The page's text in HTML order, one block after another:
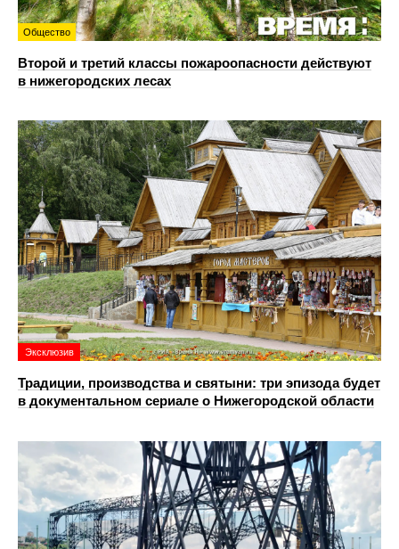
Общество
Второй и третий классы пожароопасности действуют
в нижегородских лесах
Эксклюзив
Традиции, производства и святыни: три эпизода будет
в документальном сериале о Нижегородской области